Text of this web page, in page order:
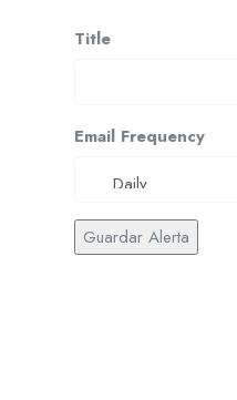
Title
Email Frequency
Guardar Alerta